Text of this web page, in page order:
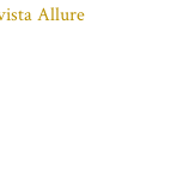
Allure